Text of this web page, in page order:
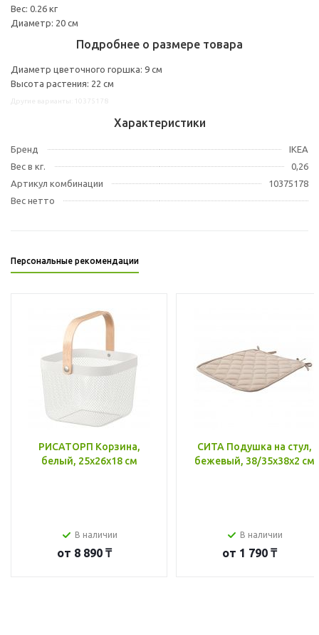
Вес: 0.26 кг
Диаметр: 20 см
Подробнее о размере товара
Диаметр цветочного горшка: 9 см
Высота растения: 22 см
Характеристики
Бренд
IKEA
Вес в кг.
0,26
Артикул комбинации
10375178
Вес нетто
Персональные рекомендации
РИСАТОРП Корзина,
белый, 25x26x18 см
В наличии
от 8 890 ₸
СИТА Подушка на стул,
бежевый, 38/35x38x2 см
В наличии
от 1 790 ₸